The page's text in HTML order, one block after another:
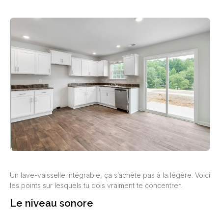
Un lave-vaisselle intégrable, ça s’achète pas à la légère. Voici
les points sur lesquels tu dois vraiment te concentrer.
Le niveau sonore